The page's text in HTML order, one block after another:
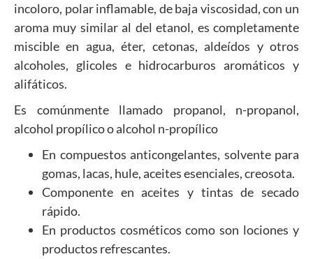
incoloro, polar inflamable, de baja viscosidad, con un
aroma muy similar al del etanol, es completamente
miscible en agua, éter, cetonas, aldeídos y otros
alcoholes, glicoles e hidrocarburos aromáticos y
alifáticos.
Es comúnmente llamado propanol, n-propanol,
alcohol propílico o alcohol n-propílico
En compuestos anticongelantes, solvente para
gomas, lacas, hule, aceites esenciales, creosota.
Componente en aceites y tintas de secado
rápido.
En productos cosméticos como son lociones y
productos refrescantes.